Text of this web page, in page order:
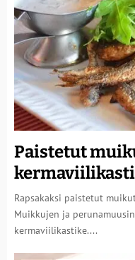
Paistetut
Rapsakaksi paistetut
Muikkujen ja
kermaviilikastike....